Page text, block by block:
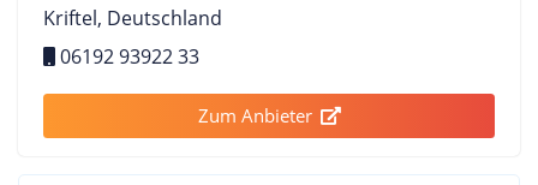
Kriftel, Deutschland
06192 93922 33
Zum Anbieter